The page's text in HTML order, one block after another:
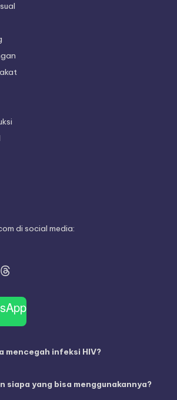
di social media:
Threads
mencegah infeksi HIV?
siapa yang bisa menggunakannya?